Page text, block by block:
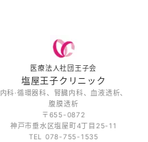
医療法人社団王子会
塩屋王子クリニック
内科·循環器科、腎臓内科、血液透析、
腹膜透析
〒655-0872
神戸市垂水区塩屋町4丁目25-11
TEL 078-755-1535